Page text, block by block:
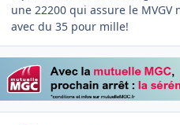
une 22200 qui assure le
avec du 35 pour mille!